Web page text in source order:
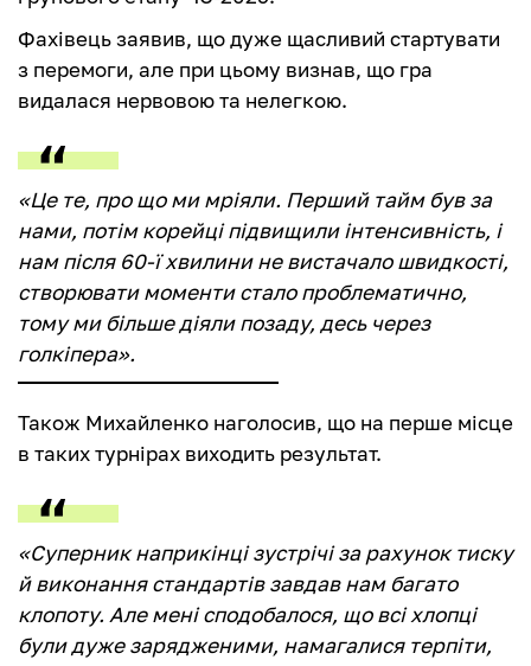
Фахівець заявив, що дуже щасливий стартувати
з перемоги, але при цьому визнав, що гра
видалася нервовою та нелегкою.
«Це те, про що ми мріяли. Перший тайм був за
нами, потім корейці підвищили інтенсивність, і
нам після 60-ї хвилини не вистачало швидкості,
створювати моменти стало проблематично,
тому ми більше діяли позаду, десь через
голкіпера».
Також Михайленко наголосив, що на перше місце
в таких турнірах виходить результат.
«Суперник наприкінці зустрічі за рахунок тиску
й виконання стандартів завдав нам багато
клопоту. Але мені сподобалося, що всі хлопці
були дуже зарядженими, намагалися терпіти,